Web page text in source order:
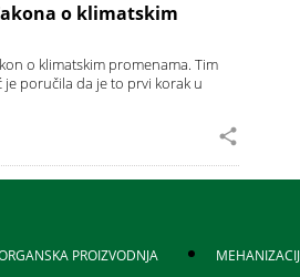
o klimatskim
o klimatskim promenama. Tim
poručila da je to prvi korak u
PROIZVODNJA